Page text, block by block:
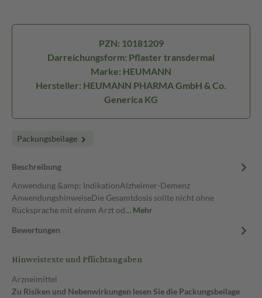
PZN: 10181209
Darreichungsform: Pflaster transdermal
Marke: HEUMANN
Hersteller: HEUMANN PHARMA GmbH & Co.
Generica KG
Packungsbeilage
Beschreibung
Anwendung &amp; IndikationAlzheimer-Demenz
AnwendungshinweiseDie Gesamtdosis sollte nicht ohne
Rücksprache mit einem Arzt od… Mehr
Bewertungen
Hinweistexte und Pflichtangaben
Arzneimittel
Zu Risiken und Nebenwirkungen lesen Sie die Packungsbeilage